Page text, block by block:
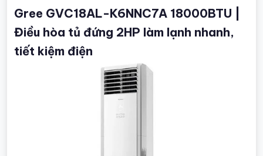
Gree GVC18AL-K6NNC7A 18000BTU |
Điều hòa tủ đứng 2HP làm lạnh nhanh,
tiết kiệm điện